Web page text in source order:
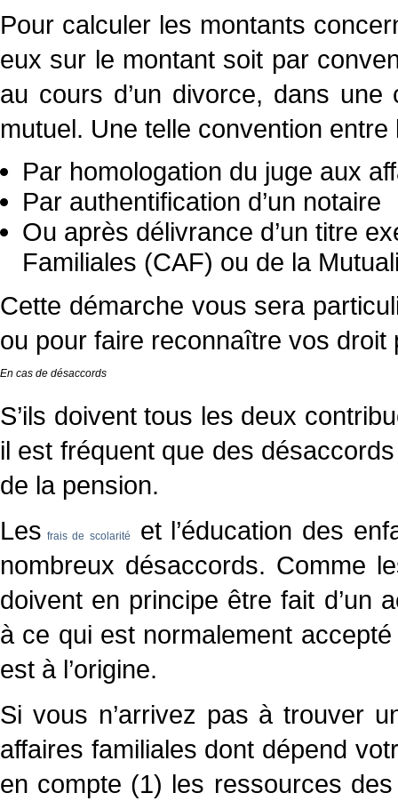
Pour calculer les montants
eux sur le montant soit par
au cours d’un divorce, dans
mutuel. Une telle convention
Par homologation du juge aux
Par authentification d’un notaire
Ou après délivrance d’un titre
Familiales (CAF) ou de la
Cette démarche vous sera
ou pour faire reconnaître vos
En cas de désaccords
S’ils doivent tous les deux
il est fréquent que des
de la pension.
Les frais de scolarité
et l’éducation des
nombreux désaccords. Comme
doivent en principe être fait d’un
à ce qui est normalement
est à l’origine.
Si vous n’arrivez pas à trouver
affaires familiales dont dépend
en compte (1) les ressources